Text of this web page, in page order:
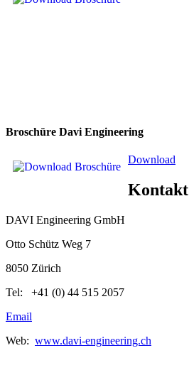
Broschüre Davi Engineering
Download
Kontakt
DAVI Engineering GmbH
Otto Schütz Weg 7
8050 Zürich
Tel: +41 (0) 44 515 2057
Email
Web: www.davi-engineering.ch